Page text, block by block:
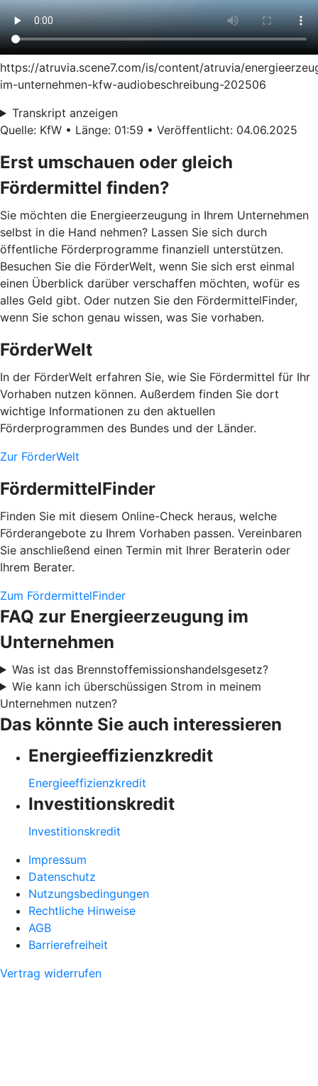
https://atruvia.scene7.com/is/content/atruvia/
im-unternehmen-kfw-audiobeschreibung-202506
Transkript anzeigen
Quelle: KfW • Länge: 01:59 • Veröffentlicht: 04.06.2025
Erst umschauen oder gleich
Fördermittel finden?
Sie möchten die Energieerzeugung in Ihrem Unternehmen
selbst in die Hand nehmen? Lassen Sie sich durch
öffentliche Förderprogramme finanziell unterstützen.
Besuchen Sie die FörderWelt, wenn Sie sich erst einmal
einen Überblick darüber verschaffen möchten, wofür es
alles Geld gibt. Oder nutzen Sie den FördermittelFinder,
wenn Sie schon genau wissen, was Sie vorhaben.
FörderWelt
In der FörderWelt erfahren Sie, wie Sie Fördermittel für Ihr
Vorhaben nutzen können. Außerdem finden Sie dort
wichtige Informationen zu den aktuellen
Förderprogrammen des Bundes und der Länder.
Zur FörderWelt
FördermittelFinder
Finden Sie mit diesem Online-Check heraus, welche
Förderangebote zu Ihrem Vorhaben passen. Vereinbaren
Sie anschließend einen Termin mit Ihrer Beraterin oder
Ihrem Berater.
Zum FördermittelFinder
FAQ zur Energieerzeugung im
Unternehmen
Was ist das Brennstoffemissionshandelsgesetz?
Wie kann ich überschüssigen Strom in meinem
Unternehmen nutzen?
Das könnte Sie auch interessieren
Energieeffizienzkredit
Energieeffizienzkredit
Investitionskredit
Investitionskredit
Impressum
Datenschutz
Nutzungsbedingungen
Rechtliche Hinweise
AGB
Barrierefreiheit
Vertrag widerrufen